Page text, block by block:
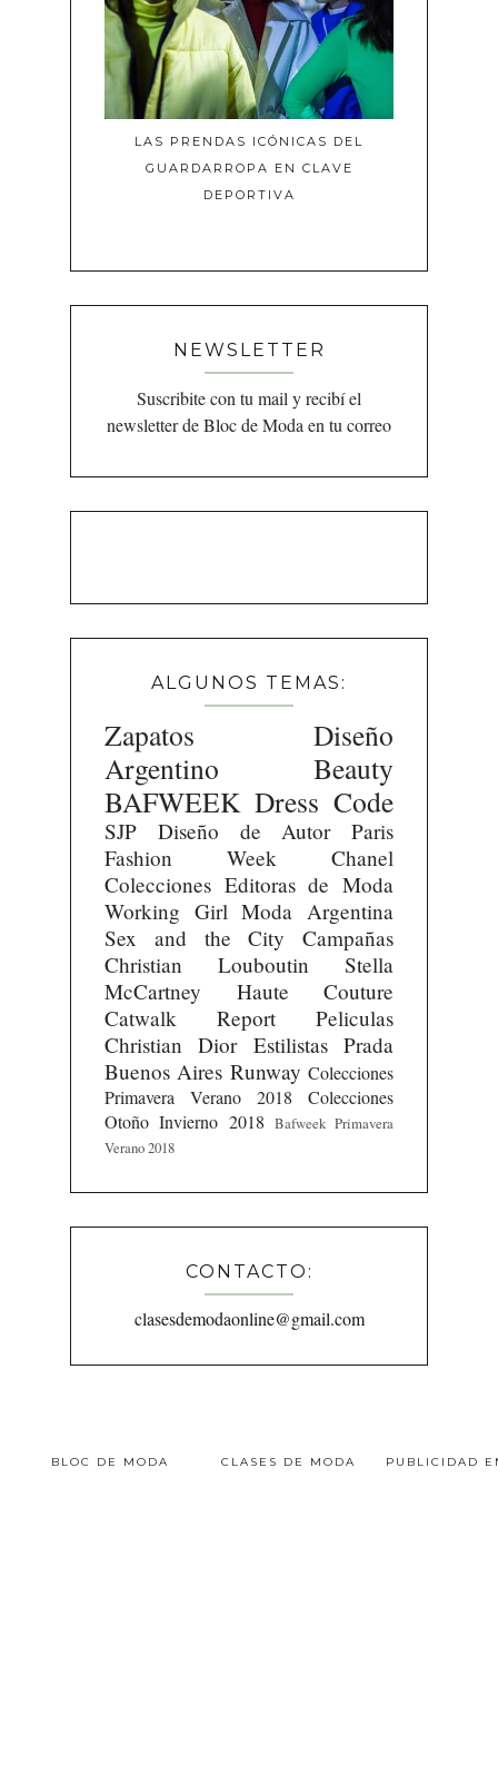
LAS PRENDAS ICÓNICAS DEL
GUARDARROPA EN CLAVE
DEPORTIVA
NEWSLETTER
Suscribite con tu mail y recibí el
newsletter de Bloc de Moda en tu correo
ALGUNOS TEMAS:
Zapatos
Diseño
Argentino
Beauty
BAFWEEK Dress Code
SJP Diseño de Autor
Paris
Fashion Week
Chanel
Colecciones Editoras de Moda
Working Girl Moda Argentina
Sex and the City
Campañas
Christian Louboutin
Stella
McCartney
Haute Couture
Catwalk Report
Peliculas
Christian Dior Estilistas Prada
Buenos Aires Runway Colecciones
Primavera Verano 2018
Colecciones
Otoño Invierno 2018 Bafweek Primavera
Verano 2018
CONTACTO:
clasesdemodaonline@gmail.com
BLOC DE MODA CLASES DE MODA PUBLICIDAD